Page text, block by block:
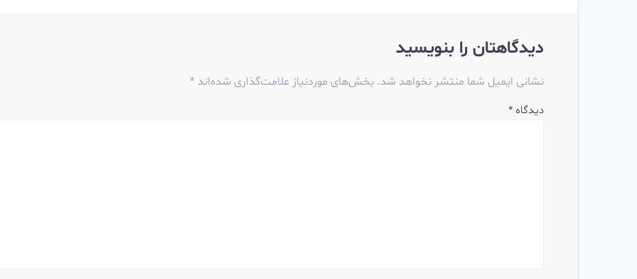
دیدگاهتان را بنویسید
نشانی ایمیل شما منتشر نخواهد شد. بخش‌های موردنیاز علامت‌گذاری شده‌اند*
دیدگاه*